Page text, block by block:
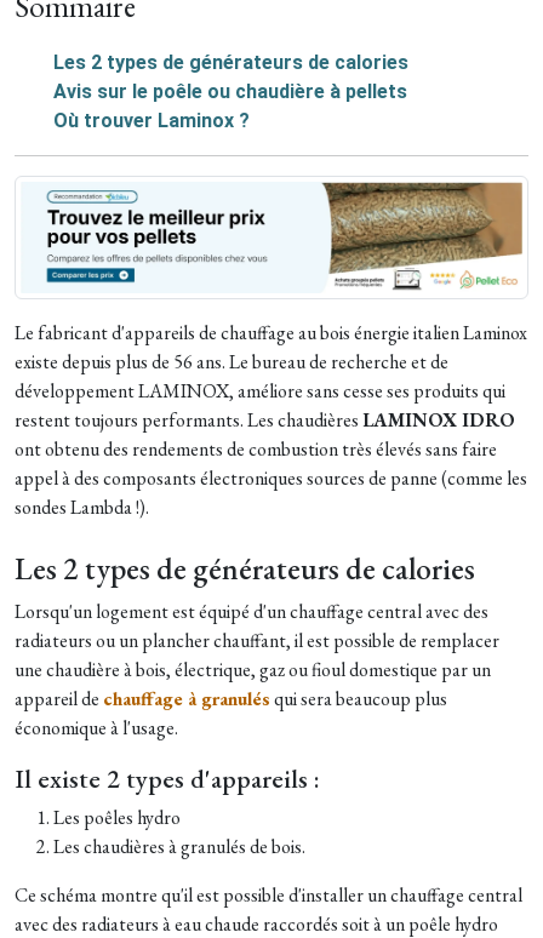
Les 2 types de générateurs de calories
Avis sur le poêle ou chaudière à pellets
Où trouver Laminox ?
Le fabricant d'appareils de chauffage au bois énergie italien Laminox
existe depuis plus de 56 ans. Le bureau de recherche et de
développement LAMINOX, améliore sans cesse ses produits qui
restent toujours performants. Les chaudièresLAMINOX IDRO
ont obtenu des rendements de combustion très élevés sans faire
appel à des composants électroniques sources de panne (comme les
sondes Lambda !).
Les 2 types de générateurs de calories
Lorsqu'un logement est équipé d'un chauffage central avec des
radiateurs ou un plancher chauffant, il est possible de remplacer
une chaudière à bois, électrique, gaz ou fioul domestique par un
appareil de chauffage à granulésqui sera beaucoup plus
économique à l'usage.
Il existe 2 types d'appareils :
Les poêles hydro
Les chaudières à granulés de bois.
Ce schéma montre qu'il est possible d'installer un chauffage central
avec des radiateurs à eau chaude raccordés soit à un poêle hydro